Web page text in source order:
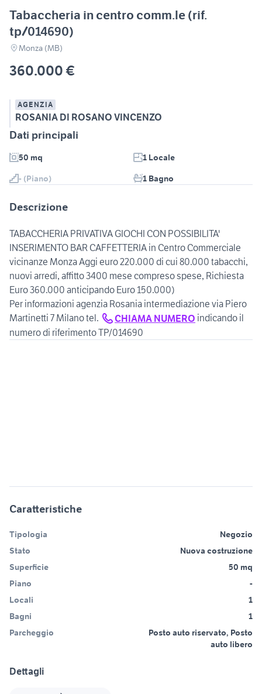
Tabaccheria in centro comm.le (rif.
tp/014690)
Monza (MB)
360.000 €
AGENZIA
ROSANIA DI ROSANO VINCENZO
Dati principali
50 mq
1 Locale
- (Piano)
1 Bagno
Descrizione
TABACCHERIA PRIVATIVA GIOCHI CON POSSIBILITA'
INSERIMENTO BAR CAFFETTERIA in Centro Commerciale
vicinanze Monza Aggi euro 220.000 di cui 80.000 tabacchi,
nuovi arredi, affitto 3400 mese compreso spese, Richiesta
Euro 360.000 anticipando Euro 150.000)
Per informazioni agenzia Rosania intermediazione via Piero
Martinetti 7 Milano tel.
CHIAMA NUMERO indicando il
numero di riferimento TP/014690
Caratteristiche
Tipologia
Negozio
Stato
Nuova costruzione
Superficie
50 mq
Piano
-
Locali
1
Bagni
1
Parcheggio
Posto auto riservato, Posto
auto libero
Dettagli